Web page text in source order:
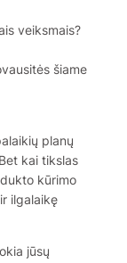
veiksmais?
šiame
planų
kai tikslas
kūrimo
ilgalaikę
jūsų